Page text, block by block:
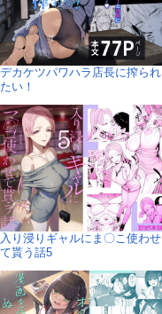
デカケツパワハラ店長に搾られ
たい！
入り浸りギャルにま〇こ使わせ
て貰う話5